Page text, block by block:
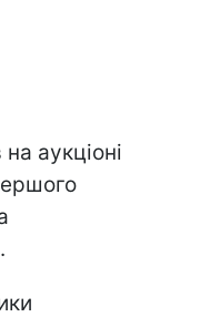
аукціоні